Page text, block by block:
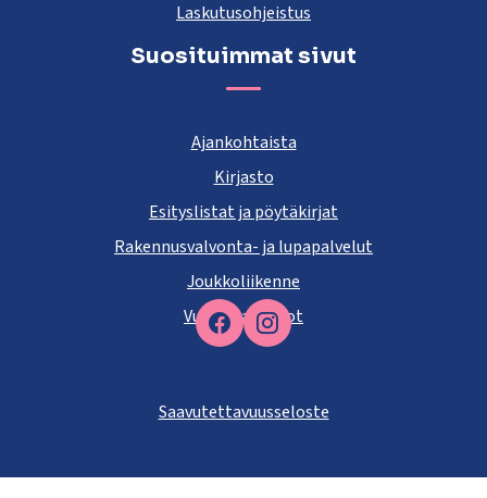
Facebook
Laskutusohjeistus
Suosituimmat sivut
Ajankohtaista
Kirjasto
Esityslistat ja pöytäkirjat
Rakennusvalvonta- ja lupapalvelut
Joukkoliikenne
Vuokra-asunnot
Saavutettavuusseloste